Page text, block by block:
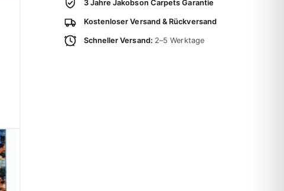
3 Jahre Jakobson Carpets Garantie
Kostenloser Versand & Rückversand
Schneller Versand: 2–5 Werktage